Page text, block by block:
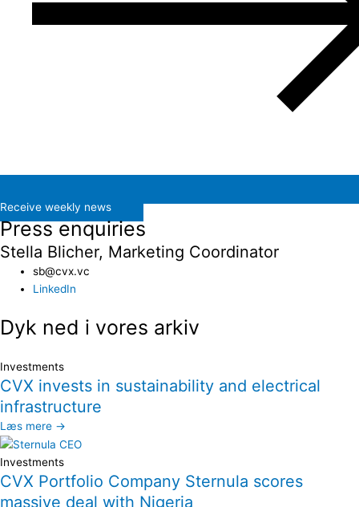
Receive weekly news
Press enquiries
Stella Blicher, Marketing Coordinator
sb@cvx.vc​
LinkedIn
Dyk ned i vores arkiv
Investments
CVX invests in sustainability and electrical
infrastructure
Læs mere →
Investments
CVX Portfolio Company Sternula scores
massive deal with Nigeria